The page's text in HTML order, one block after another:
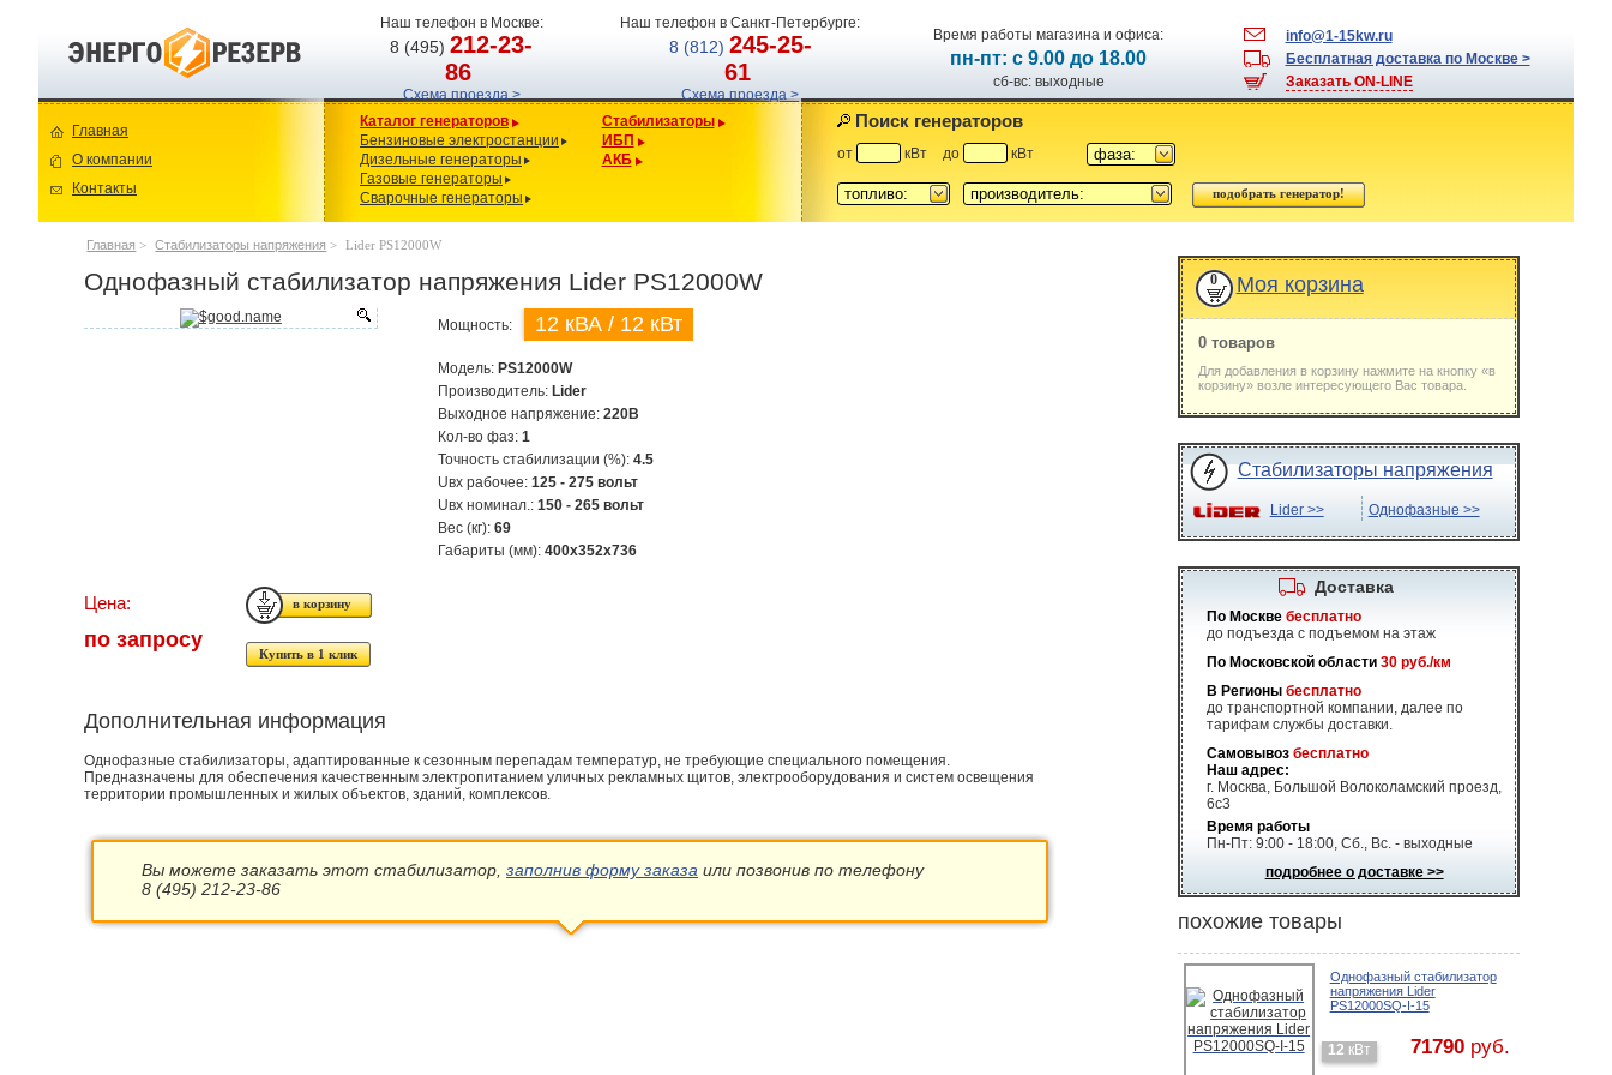
Наш телефон в Москве:
8 (495)212-23-
86
Схема проезда >
Наш телефон в Санкт-Петербурге:
8 (812) 245-25-
61
Схема проезда >
Время работы магазина и офиса:
пн-пт: с 9.00 до 18.00
сб-вс: выходные
info@1-15kw.ru
Бесплатная доставка по Москве >
Заказать ON-LINE
Главная
О компании
Контакты
Каталог генераторов
Бензиновые электростанции
Дизельные генераторы
Газовые генераторы
Сварочные генераторы
Стабилизаторы
ИБП
АКБ
Поиск генераторов
от кВт до кВт фаза:
топливо: производитель:
Главная > Стабилизаторы напряжения > Lider PS12000W
Однофазный стабилизатор напряжения Lider PS12000W
Мощность: 12 кВА / 12 кВт
Модель: PS12000W
Производитель: Lider
Выходное напряжение:220В
Кол-во фаз:1
Точность стабилизации (%):4.5
Uвх рабочее:125 - 275 вольт
Uвх номинал.:150 - 265 вольт
Вес (кг):69
Габариты (мм):400x352x736
Цена:
по запросу
Купить в 1 клик
Дополнительная информация
Однофазные стабилизаторы, адаптированные к сезонным перепадам температур, не требующие специального помещения.
Предназначены для обеспечения качественным электропитанием уличных рекламных щитов, электрооборудования и систем освещения
территории промышленных и жилых объектов, зданий, комплексов.
Вы можете заказать этот стабилизатор,заполнив форму заказа или позвонив по телефону
8 (495) 212-23-86
0 Моя корзина
0 товаров
Для добавления в корзину нажмите на кнопку «в
корзину» возле интересующего Вас товара.
Стабилизаторы напряжения
Lider >> Однофазные >>
Доставка
По Москве бесплатно
до подъезда с подъемом на этаж
По Московской области 30 руб./км
В Регионы бесплатно
до транспортной компании, далее по
тарифам службы доставки.
Самовывоз бесплатно
Наш адрес:
г. Москва, Большой Волоколамский проезд,
6с3
Время работы
Пн-Пт: 9:00 - 18:00, Сб., Вс. - выходные
подробнее о доставке >>
похожие товары
Однофазный стабилизатор
напряжения Lider
PS12000SQ-I-15
12 кВт 71790руб.